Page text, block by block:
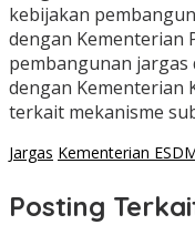
kebijakan
dengan Kementerian
pembangunan jargas
dengan Kementerian
terkait mekanisme
Jargas Kementerian
Posting